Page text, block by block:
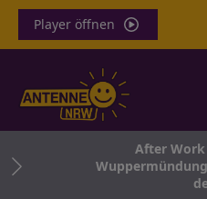
Player öffnen
After Work
Wuppermündung: